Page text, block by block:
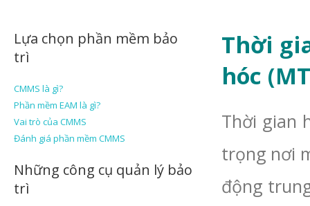
Lựa chọn phần mềm bảo
trì
CMMS là gì?
Phần mềm EAM là gì?
Vai trò của CMMS
Đánh giá phần mềm CMMS
Những công cụ quản lý bảo
trì
Thời
hóc
Thời gian
trọng nơi
động